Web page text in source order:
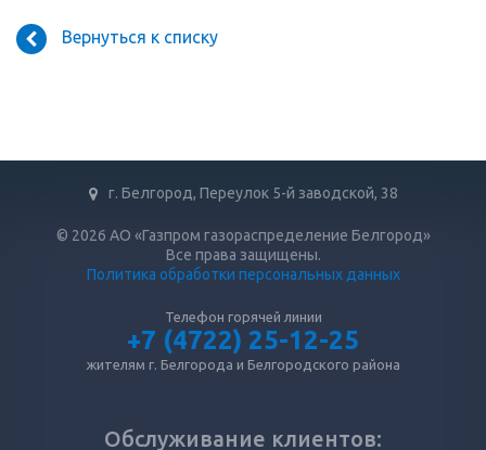
Вернуться к списку
г. Белгород, Переулок 5-й заводской, 38
© 2026 АО «Газпром газораспределение Белгород»
Все права защищены.
Политика обработки персональных данных
Телефон горячей линии
+7 (4722) 25-12-25
жителям г. Белгорода и Белгородского района
Обслуживание клиентов: